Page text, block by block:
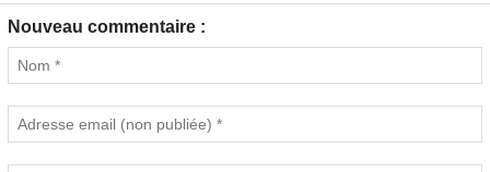
Nouveau commentaire :